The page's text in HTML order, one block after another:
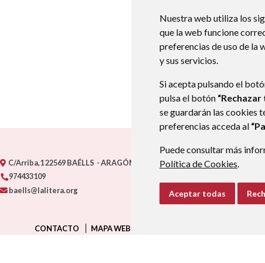
Nuestra web utiliza los
que la web funcione
preferencias de uso de la
y sus servicios.
Si acepta pulsando el
pulsa el botón “Rechazar
se guardarán las cookies
preferencias acceda al
Puede consultar más
Política de Cookies.
Aceptar todas
C/Arriba,122569BAÉLLS - ARAGÓN
(ESPAÑA)
974433109
baells@lalitera.org
CONTACTO MAPA WEB